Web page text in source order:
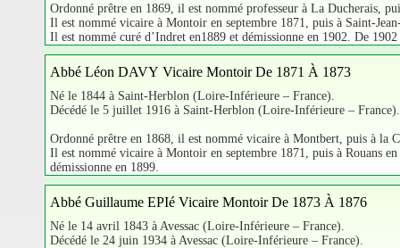
Ordonné prêtre en 1869, il est nommé professeur à La Ducherais,
Il est nommé vicaire à Montoir en septembre 1871, puis à Saint-
Il est nommé curé d’Indret en1889 et démissionne en 1902. De
Abbé Léon DAVY Vicaire Montoir De 1871 À 1873
Né le 1844 à Saint-Herblon (Loire-Inférieure – France).
Décédé le 5 juillet 1916 à Saint-Herblon (Loire-Inférieure – France).
Ordonné prêtre en 1868, il est nommé vicaire à Montbert, puis à la
Il est nommé vicaire à Montoir en septembre 1871, puis à Rouans
démissionne en 1899.
Abbé Guillaume EPIé Vicaire Montoir De 1873 À 1876
Né le 14 avril 1843 à Avessac (Loire-Inférieure – France).
Décédé le 24 juin 1934 à Avessac (Loire-Inférieure – France).